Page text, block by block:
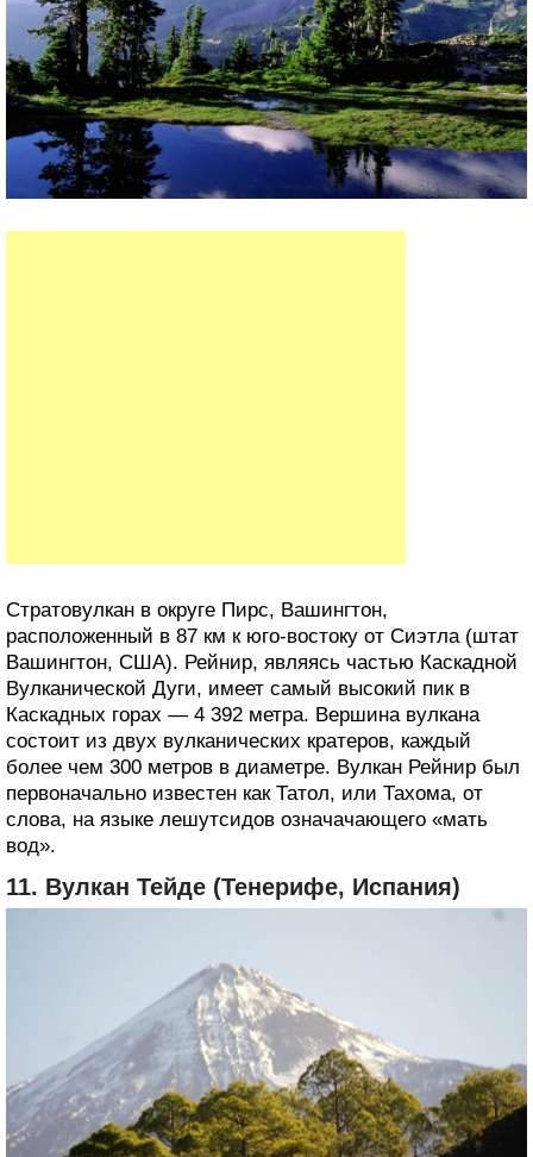
Стратовулкан в округе Пирс, Вашингтон,
расположенный в 87 км к юго-востоку от Сиэтла (штат
Вашингтон, США). Рейнир, являясь частью Каскадной
Вулканической Дуги, имеет самый высокий пик в
Каскадных горах — 4 392 метра. Вершина вулкана
состоит из двух вулканических кратеров, каждый
более чем 300 метров в диаметре. Вулкан Рейнир был
первоначально известен как Татол, или Тахома, от
слова, на языке лешутсидов означачающего «мать
вод».
11. Вулкан Тейде (Тенерифе, Испания)